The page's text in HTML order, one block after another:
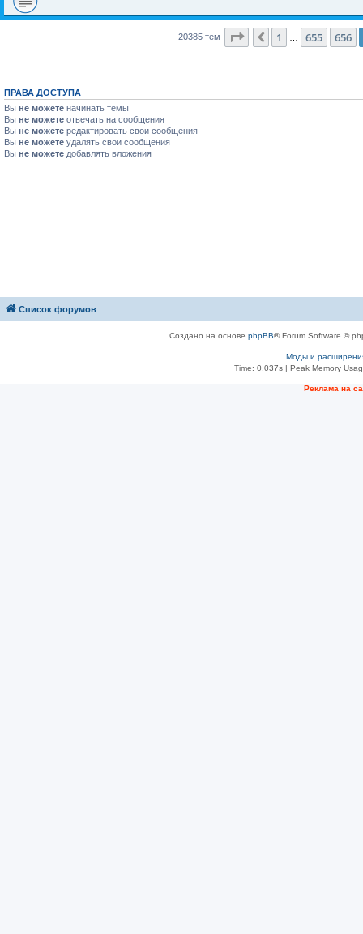
20385 тем Страница 657из 816
Пред.
1 655 656
ПРАВА ДОСТУПА
Вы не можете начинать темы
Вы не можете отвечать на сообщения
Вы не можете редактировать свои сообщения
Вы не можете удалять свои сообщения
Вы не можете добавлять вложения
Список форумов
Создано на основе phpBB® Forum Software ©
Моды и
Time: 0.037s| Peak Memory
Рeклама на